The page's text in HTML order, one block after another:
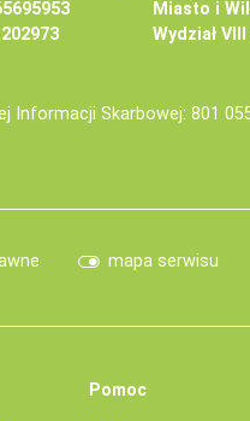
Miasto i
Wydział
Informacji Skarbowej: 801
mapa serwisu
Pomoc